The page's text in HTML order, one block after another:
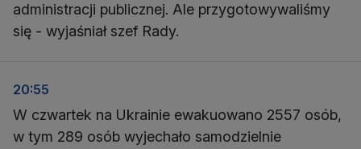
administracji publicznej. Ale przygotowywaliśmy
się - wyjaśniał szef Rady.
20:55
W czwartek na Ukrainie ewakuowano 2557 osób,
w tym 289 osób wyjechało samodzielnie